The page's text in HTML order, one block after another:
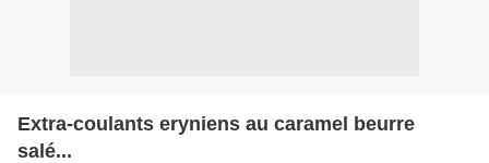
Extra-coulants eryniens au caramel beurre
salé...